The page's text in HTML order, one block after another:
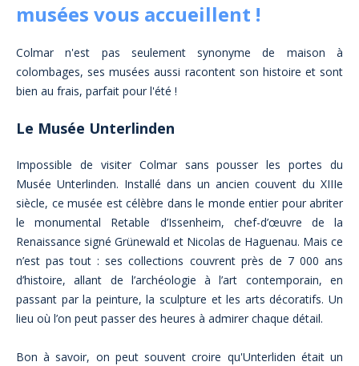
d’artisanat local.
musées vous accueillent !
Colmar n'est pas seulement synonyme de maison à
colombages, ses musées aussi racontent son histoire et sont
bien au frais, parfait pour l'été !
Le Musée Unterlinden
Impossible de visiter Colmar sans pousser les portes du
Musée Unterlinden. Installé dans un ancien couvent du XIIIe
siècle, ce musée est célèbre dans le monde entier pour abriter
le monumental Retable d’Issenheim, chef-d’œuvre de la
Renaissance signé Grünewald et Nicolas de Haguenau. Mais ce
n’est pas tout : ses collections couvrent près de 7 000 ans
d’histoire, allant de l’archéologie à l’art contemporain, en
passant par la peinture, la sculpture et les arts décoratifs. Un
lieu où l’on peut passer des heures à admirer chaque détail.
Bon à savoir, on peut souvent croire qu'Unterliden était un